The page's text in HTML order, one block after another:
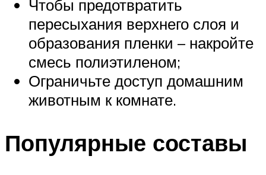
Чтобы предотвратить
пересыхания верхнего слоя и
образования пленки – накройте
смесь полиэтиленом;
Ограничьте доступ домашним
животным к комнате.
Популярные составы